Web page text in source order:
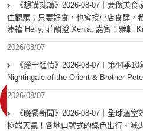
《想講就講》2026-08-07｜要做美
住觀眾；只要好食，也會撐小店食肆，
溱禧 Heily, 莊韻澄 Xenia, 嘉賓：雅軒
2026/08/07
《爵士鍾情》2026-08-07︱第44季
Nightingale of the Orient & Brother
2026/08/07
《晚餐新聞》2026-08-07｜全球溫
極端天氣！各地口號式的綠色出行、減